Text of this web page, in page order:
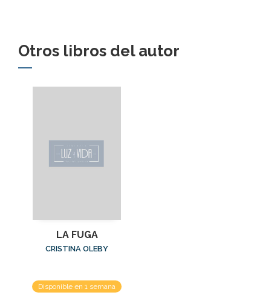
Otros libros del autor
LA FUGA
CRISTINA OLEBY
Disponible en 1 semana